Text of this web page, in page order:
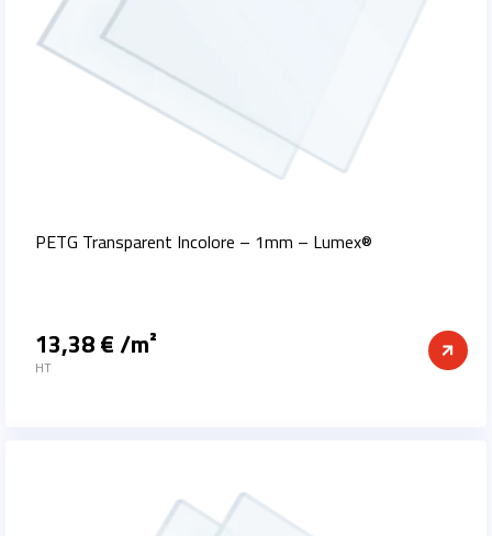
PETG Transparent Incolore – 1mm – Lumex®
Prix
13,38 € /m²
HT